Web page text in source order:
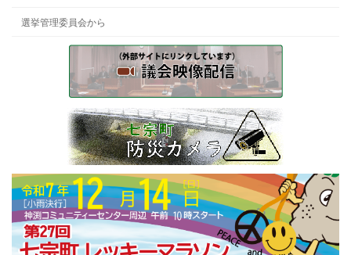
選挙管理委員会から